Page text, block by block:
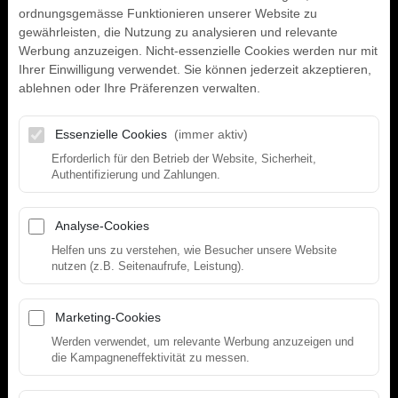
TRAINER
KARIN
TRAINER
ordnungsgemässe Funktionieren unserer Website zu
gewährleisten, die Nutzung zu analysieren und relevante
Werbung anzuzeigen. Nicht-essenzielle Cookies werden nur mit
Ihrer Einwilligung verwendet. Sie können jederzeit akzeptieren,
ablehnen oder Ihre Präferenzen verwalten.
Essenzielle Cookies (immer aktiv)
Erforderlich für den Betrieb der Website, Sicherheit,
Authentifizierung und Zahlungen.
Analyse-Cookies
Helfen uns zu verstehen, wie Besucher unsere Website
nutzen (z.B. Seitenaufrufe, Leistung).
Marketing-Cookies
Werden verwendet, um relevante Werbung anzuzeigen und
die Kampagneneffektivität zu messen.